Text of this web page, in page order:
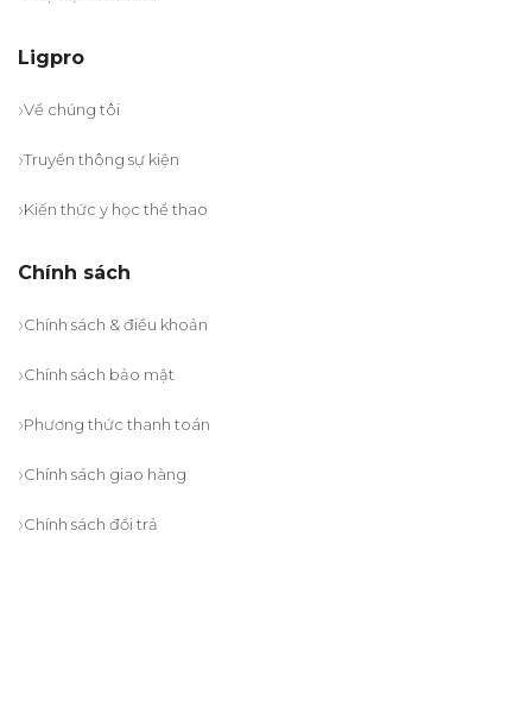
Ligpro
Về chúng tôi
Truyền thông sự kiện
Kiến thức y học thể thao
Chính sách
Chính sách & điều khoản
Chính sách bảo mật
Phương thức thanh toán
Chính sách giao hàng
Chính sách đổi trả